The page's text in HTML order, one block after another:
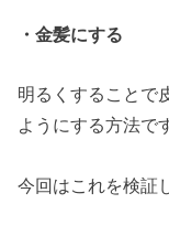
・金髪にする
明るくすることで
ようにする方法で
今回はこれを検証